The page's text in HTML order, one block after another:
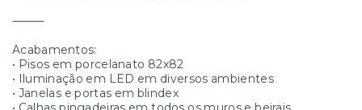
⸻
Acabamentos:
• Pisos em porcelanato 82x82
• Iluminação em LED em diversos ambientes
• Janelas e portas em blindex